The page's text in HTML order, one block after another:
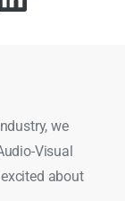
we
Visual
about